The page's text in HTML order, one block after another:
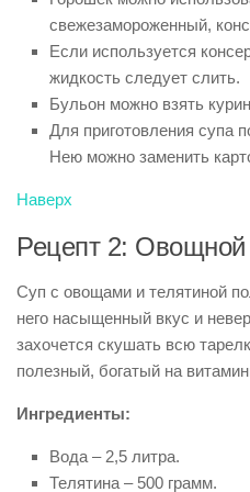
свежезамороженный,
Если используется
жидкость следует слить.
Бульон можно взять
Для приготовления супа
Нею можно заменить
Наверх
Рецепт 2: Овощной
Суп с овощами и телятиной
него насыщенный вкус и
захочется скушать всю
полезный, богатый на
Ингредиенты:
Вода – 2,5 литра.
Телятина – 500 грамм.